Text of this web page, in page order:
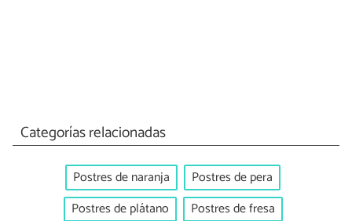
Categorías relacionadas
Postres de naranja
Postres de pera
Postres de plátano
Postres de fresa